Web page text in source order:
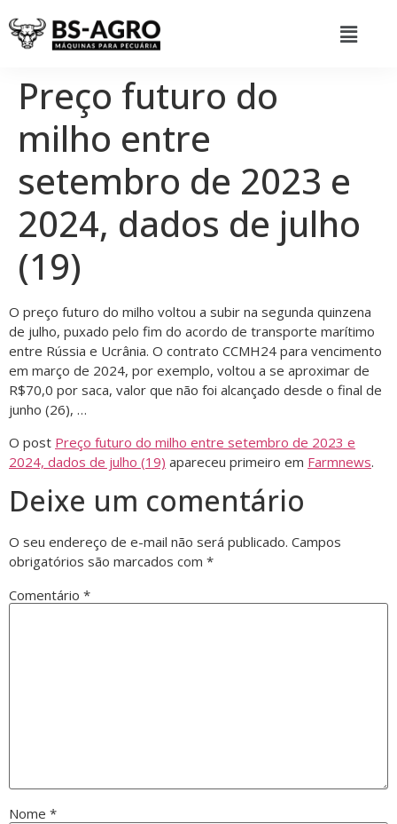
Preço futuro do
milho entre
setembro de 2023 e
2024, dados de julho
(19)
O preço futuro do milho voltou a subir na segunda quinzena
de julho, puxado pelo fim do acordo de transporte marítimo
entre Rússia e Ucrânia. O contrato CCMH24 para vencimento
em março de 2024, por exemplo, voltou a se aproximar de
R$70,0 por saca, valor que não foi alcançado desde o final de
junho (26), …
O post Preço futuro do milho entre setembro de 2023 e
2024, dados de julho (19) apareceu primeiro em Farmnews.
Deixe um comentário
O seu endereço de e-mail não será publicado. Campos
obrigatórios são marcados com *
Comentário *
Nome *